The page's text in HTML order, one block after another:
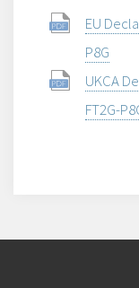
EU
P8G
UKCA
FT2G-